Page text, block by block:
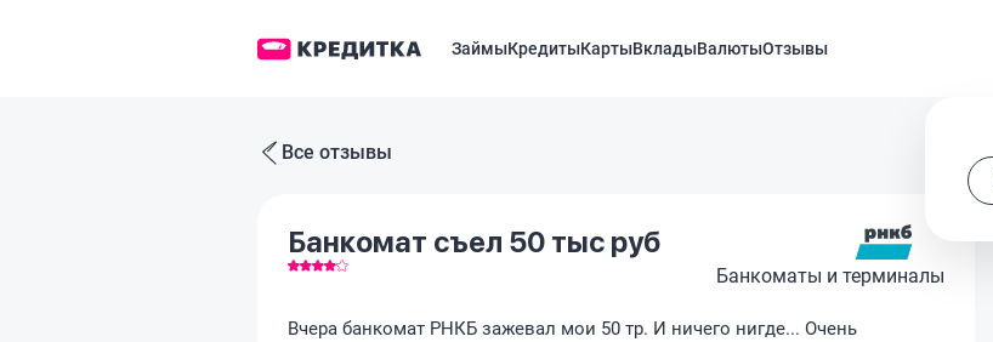
ЗаймыКредитыКартыВкладыВалютыОтзывы
Все отзывы
Банкомат съел 50 тыс руб
Банкоматы и терминалы
Вчера банкомат РНКБ зажевал мои 50 тр. И ничего нигде... Очень